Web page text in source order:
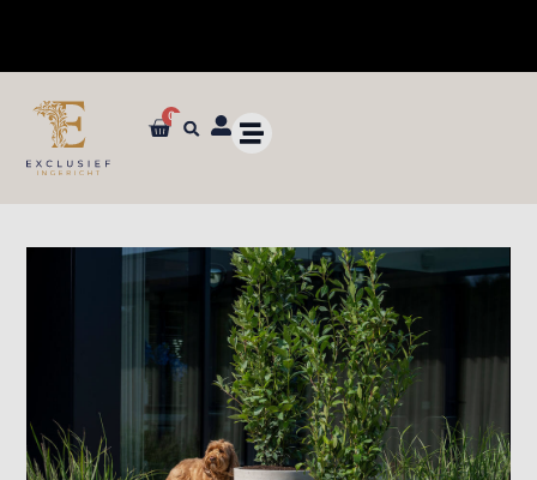
✓ Dé specialist in zijden bloemen en planten van ultieme kwaliteit
0